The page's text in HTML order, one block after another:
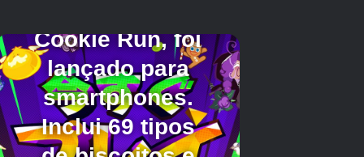
Crédito da imagem:Capcom/Eurogamer
Setor 02: Matriz de Produção em
Massa